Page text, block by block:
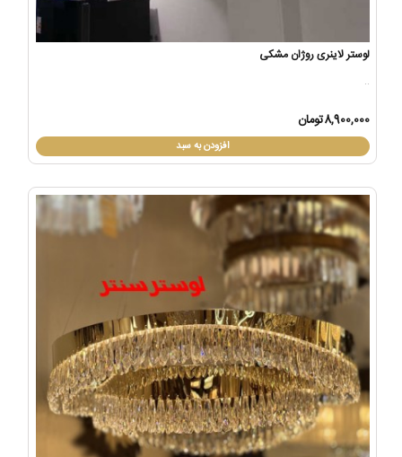
لوستر لاینری روژان مشکی
..
8,900,000تومان
افزودن به سبد